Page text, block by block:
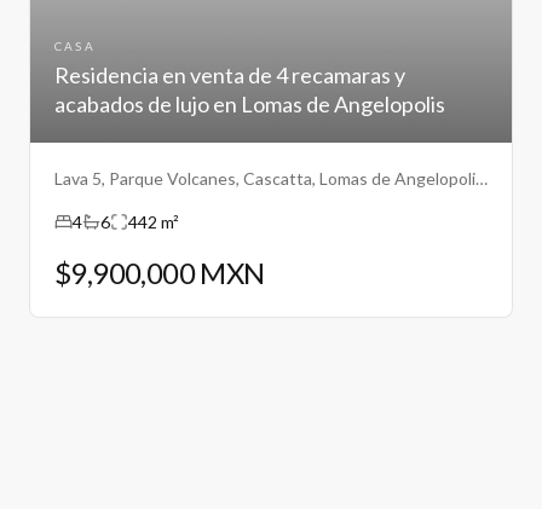
CASA
Residencia en venta de 4 recamaras y
acabados de lujo en Lomas de Angelopolis
Lava 5, Parque Volcanes, Cascatta, Lomas de Angelopolis
4
6 442 m²
$9,900,000 MXN